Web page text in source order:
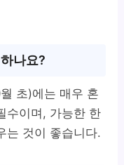
나요?
초)에는 매우 혼
수이며, 가능한 한
는 것이 좋습니다.